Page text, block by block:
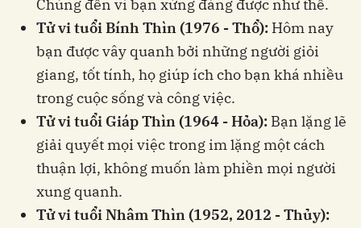
Chúng đến vì bạn xứng đáng được như thế.
Tử vi tuổi Bính Thìn (1976 - Thổ): Hôm nay
bạn được vây quanh bởi những người giỏi
giang, tốt tính, họ giúp ích cho bạn khá nhiều
trong cuộc sống và công việc.
Tử vi tuổi Giáp Thìn (1964 - Hỏa): Bạn lặng lẽ
giải quyết mọi việc trong im lặng một cách
thuận lợi, không muốn làm phiền mọi người
xung quanh.
Tử vi tuổi Nhâm Thìn (1952, 2012 - Thủy):